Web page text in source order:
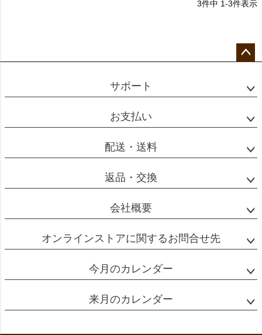
3件中 1-3件表示
ップ
サポート
お支払い
配送・送料
返品・交換
会社概要
オンラインストアに関するお問合せ先
今月のカレンダー
来月のカレンダー